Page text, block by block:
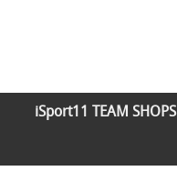
iSport11 TEAM SHOPS